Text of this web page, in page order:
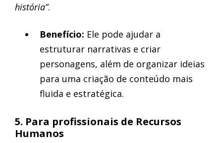
história”.
Benefício: Ele pode ajudar a
estruturar narrativas e criar
personagens, além de organizar ideias
para uma criação de conteúdo mais
fluida e estratégica.
5. Para profissionais de Recursos
Humanos